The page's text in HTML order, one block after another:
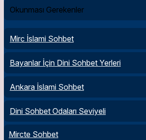
Okunması Gerekenler
Mirc İslami Sohbet
Bayanlar İçin Dini Sohbet Yerleri
Ankara İslami Sohbet
Dini Sohbet Odaları Seviyeli
Mircte Sohbet